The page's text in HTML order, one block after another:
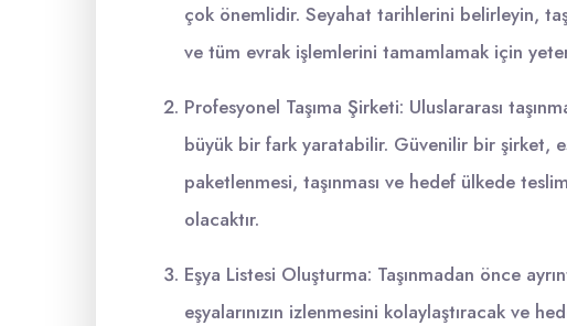
çok önemlidir. Seyahat tarihlerini belirleyin,
ve tüm evrak işlemlerini tamamlamak için
Profesyonel Taşıma Şirketi: Uluslararası
büyük bir fark yaratabilir. Güvenilir bir şirket,
paketlenmesi, taşınması ve hedef ülkede
olacaktır.
Eşya Listesi Oluşturma: Taşınmadan önce
eşyalarınızın izlenmesini kolaylaştıracak ve